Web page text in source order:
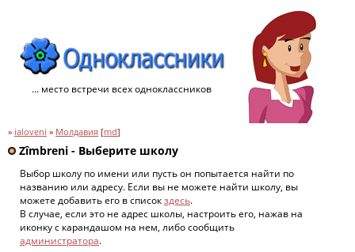
... место встречи всех одноклассников
» ialoveni » Молдавия [md]
Zîmbreni - Выберите школу
Выбор школу по имени или пусть он попытается найти по
названию или адресу. Если вы не можете найти школу, вы
можете добавить его в списокздесь.
В случае, если это не адрес школы, настроить его, нажав на
иконку с карандашом на нем, либо сообщить
администратора.